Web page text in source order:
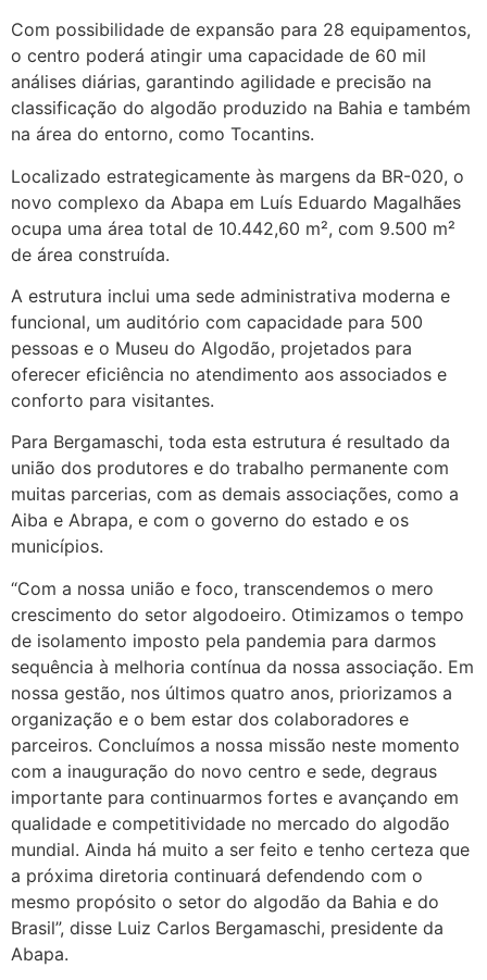
Com possibilidade de expansão para 28 equipamentos,
o centro poderá atingir uma capacidade de 60 mil
análises diárias, garantindo agilidade e precisão na
classificação do algodão produzido na Bahia e também
na área do entorno, como Tocantins.
Localizado estrategicamente às margens da BR-020, o
novo complexo da Abapa em Luís Eduardo Magalhães
ocupa uma área total de 10.442,60 m², com 9.500 m²
de área construída.
A estrutura inclui uma sede administrativa moderna e
funcional, um auditório com capacidade para 500
pessoas e o Museu do Algodão, projetados para
oferecer eficiência no atendimento aos associados e
conforto para visitantes.
Para Bergamaschi, toda esta estrutura é resultado da
união dos produtores e do trabalho permanente com
muitas parcerias, com as demais associações, como a
Aiba e Abrapa, e com o governo do estado e os
municípios.
“Com a nossa união e foco, transcendemos o mero
crescimento do setor algodoeiro. Otimizamos o tempo
de isolamento imposto pela pandemia para darmos
sequência à melhoria contínua da nossa associação. Em
nossa gestão, nos últimos quatro anos, priorizamos a
organização e o bem estar dos colaboradores e
parceiros. Concluímos a nossa missão neste momento
com a inauguração do novo centro e sede, degraus
importante para continuarmos fortes e avançando em
qualidade e competitividade no mercado do algodão
mundial. Ainda há muito a ser feito e tenho certeza que
a próxima diretoria continuará defendendo com o
mesmo propósito o setor do algodão da Bahia e do
Brasil”, disse Luiz Carlos Bergamaschi, presidente da
Abapa.